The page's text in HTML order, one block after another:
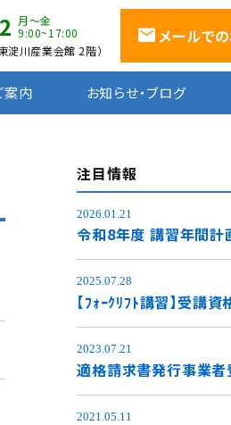
月〜金
9:00~17:00
淀川産業会館 2階）
メールで
案内 お知らせ・ブログ
注目情報
2026.01.21
令和8年度 講習年間計
2025.07.28
【ﾌｫｰｸﾘﾌﾄ講習】受講
2023.07.21
適格請求書発行事業
2021.05.11